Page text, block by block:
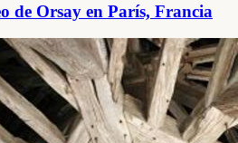
de Orsay en París, Francia